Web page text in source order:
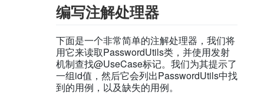
编写注解处理器
下面是一个非常简单的注解处理器，我们将
用它来读取PasswordUtils类，并使用发射
机制查找@UseCase标记。我们为其提示了
一组id值，然后它会列出PasswordUtils中找
到的用例，以及缺失的用例。